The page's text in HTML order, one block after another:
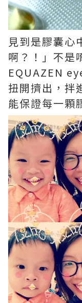
見到是膠囊心
啊？！」不是
EQUAZEN
扭開擠出，拌
能保證每一顆